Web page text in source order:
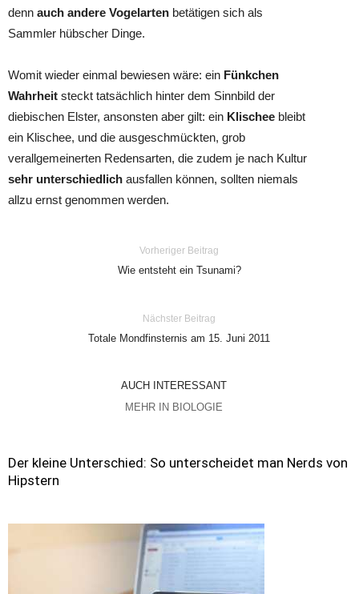
denn auch andere Vogelarten betätigen sich als
Sammler hübscher Dinge.
Womit wieder einmal bewiesen wäre: ein Fünkchen
Wahrheit steckt tatsächlich hinter dem Sinnbild der
diebischen Elster, ansonsten aber gilt: ein Klischee bleibt
ein Klischee, und die ausgeschmückten, grob
verallgemeinerten Redensarten, die zudem je nach Kultur
sehr unterschiedlich ausfallen können, sollten niemals
allzu ernst genommen werden.
Vorheriger Beitrag
Wie entsteht ein Tsunami?
Nächster Beitrag
Totale Mondfinsternis am 15. Juni 2011
AUCH INTERESSANT
MEHR IN BIOLOGIE
Der kleine Unterschied: So unterscheidet man Nerds von
Hipstern